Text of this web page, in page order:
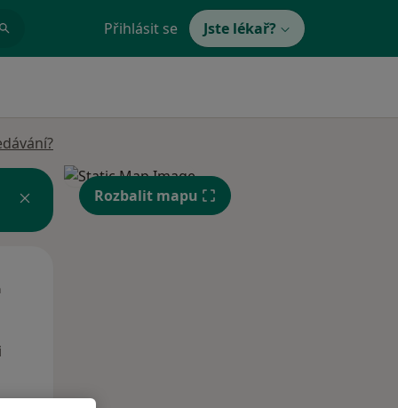
Přihlásit se Jste lékař?
Rozbalit mapu